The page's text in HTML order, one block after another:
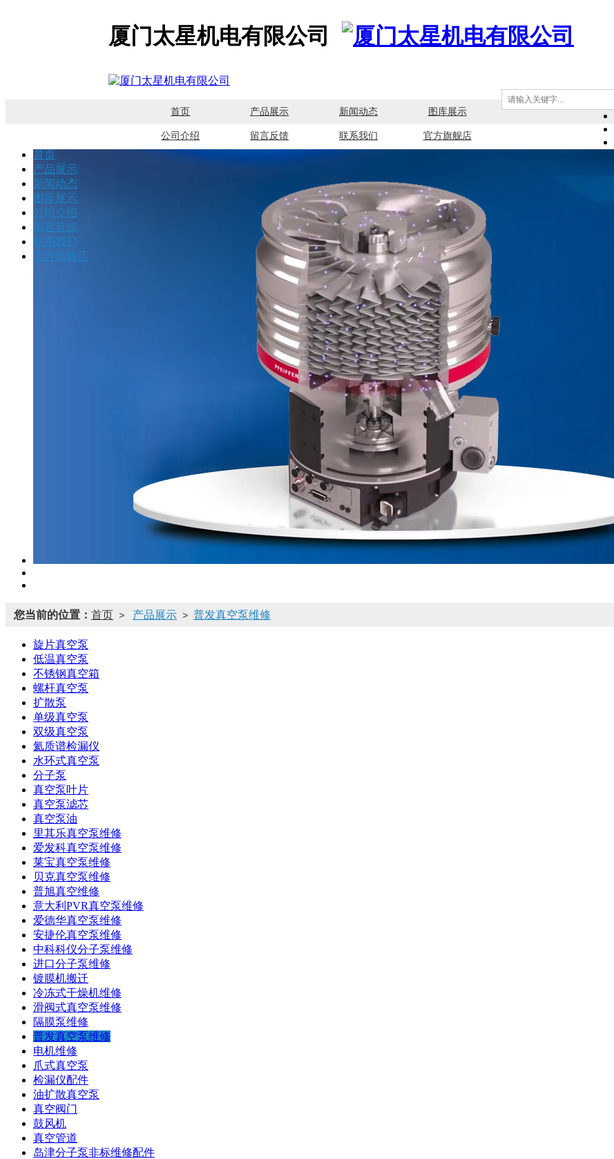
厦门太星机电有限公司
首页 产品展示 新闻动态 图库展示
公司介绍 留言反馈 联系我们 官方旗舰店
首页
产品展示
新闻动态
图库展示
公司介绍
留言反馈
联系我们
官方旗舰店
您当前的位置： 首页 > 产品展示 > 普发真空泵维修
旋片真空泵
低温真空泵
不锈钢真空箱
螺杆真空泵
扩散泵
单级真空泵
双级真空泵
氦质谱检漏仪
水环式真空泵
分子泵
真空泵叶片
真空泵滤芯
真空泵油
里其乐真空泵维修
爱发科真空泵维修
莱宝真空泵维修
贝克真空泵维修
普旭真空维修
意大利PVR真空泵维修
爱德华真空泵维修
安捷伦真空泵维修
中科科仪分子泵维修
进口分子泵维修
镀膜机搬迁
冷冻式干燥机维修
滑阀式真空泵维修
隔膜泵维修
普发真空泵维修
电机维修
爪式真空泵
检漏仪配件
油扩散真空泵
真空阀门
鼓风机
真空管道
岛津分子泵非标维修配件